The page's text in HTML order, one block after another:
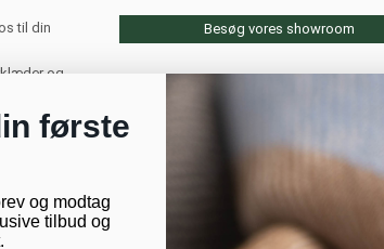
til din
og
Besøg vores showroom
første
og modtag
tilbud og